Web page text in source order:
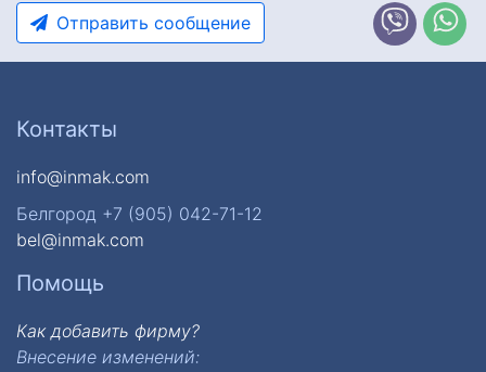
Отправить сообщение
Контакты
info@inmak.com
Белгород +7 (905) 042-71-12
bel@inmak.com
Помощь
Как добавить фирму?
Внесение изменений: